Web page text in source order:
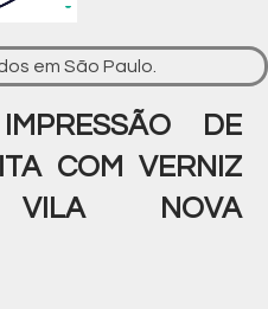
em São Paulo.
DE
COM VERNIZ
VILA NOVA